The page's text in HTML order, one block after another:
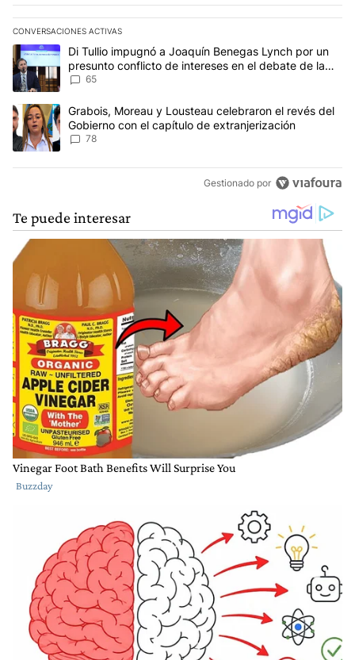
CONVERSACIONES ACTIVAS
Este listado muestra los artículos con más comentarios en los
Un artículo de tendencia con el título "Di Tullio impugnó a
Di Tullio impugnó a Joaquín Benegas Lynch por un
presunto conflicto de intereses en el debate de la
Ley de Tierras
65
Un artículo de tendencia con el título "Grabois, Moreau y
Grabois, Moreau y Lousteau celebraron el revés del
Gobierno con el capítulo de extranjerización
78
Gestionado por